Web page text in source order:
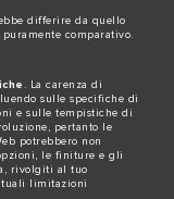
differire da quello
comparativo.
. La carenza di
sulle specifiche di
e sulle tempistiche di
pertanto le
potrebbero non
le finiture e gli
rivolgiti al tuo
limitazioni